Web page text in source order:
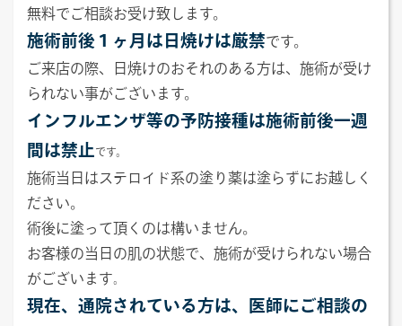
無料でご相談お受け致します。
施術前後１ヶ月は日焼けは厳禁です。
ご来店の際、日焼けのおそれのある方は、施術が受け
られない事がございます。
インフルエンザ等の予防接種は施術前後一週
間は禁止 です。
施術当日はステロイド系の塗り薬は塗らずにお越しく
ださい。
術後に塗って頂くのは構いません。
お客様の当日の肌の状態で、施術が受けられない場合
がございます。
現在、通院されている方は、医師にご相談の